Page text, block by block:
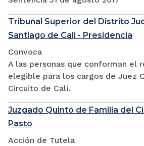
Tribunal Superior del Distrito
Santiago de Cali - Presidencia
Convoca
A las personas que conforman el
elegible para los cargos de Juez
Circuito de Cali.
Juzgado Quinto de Familia del
Pasto
Acción de Tutela